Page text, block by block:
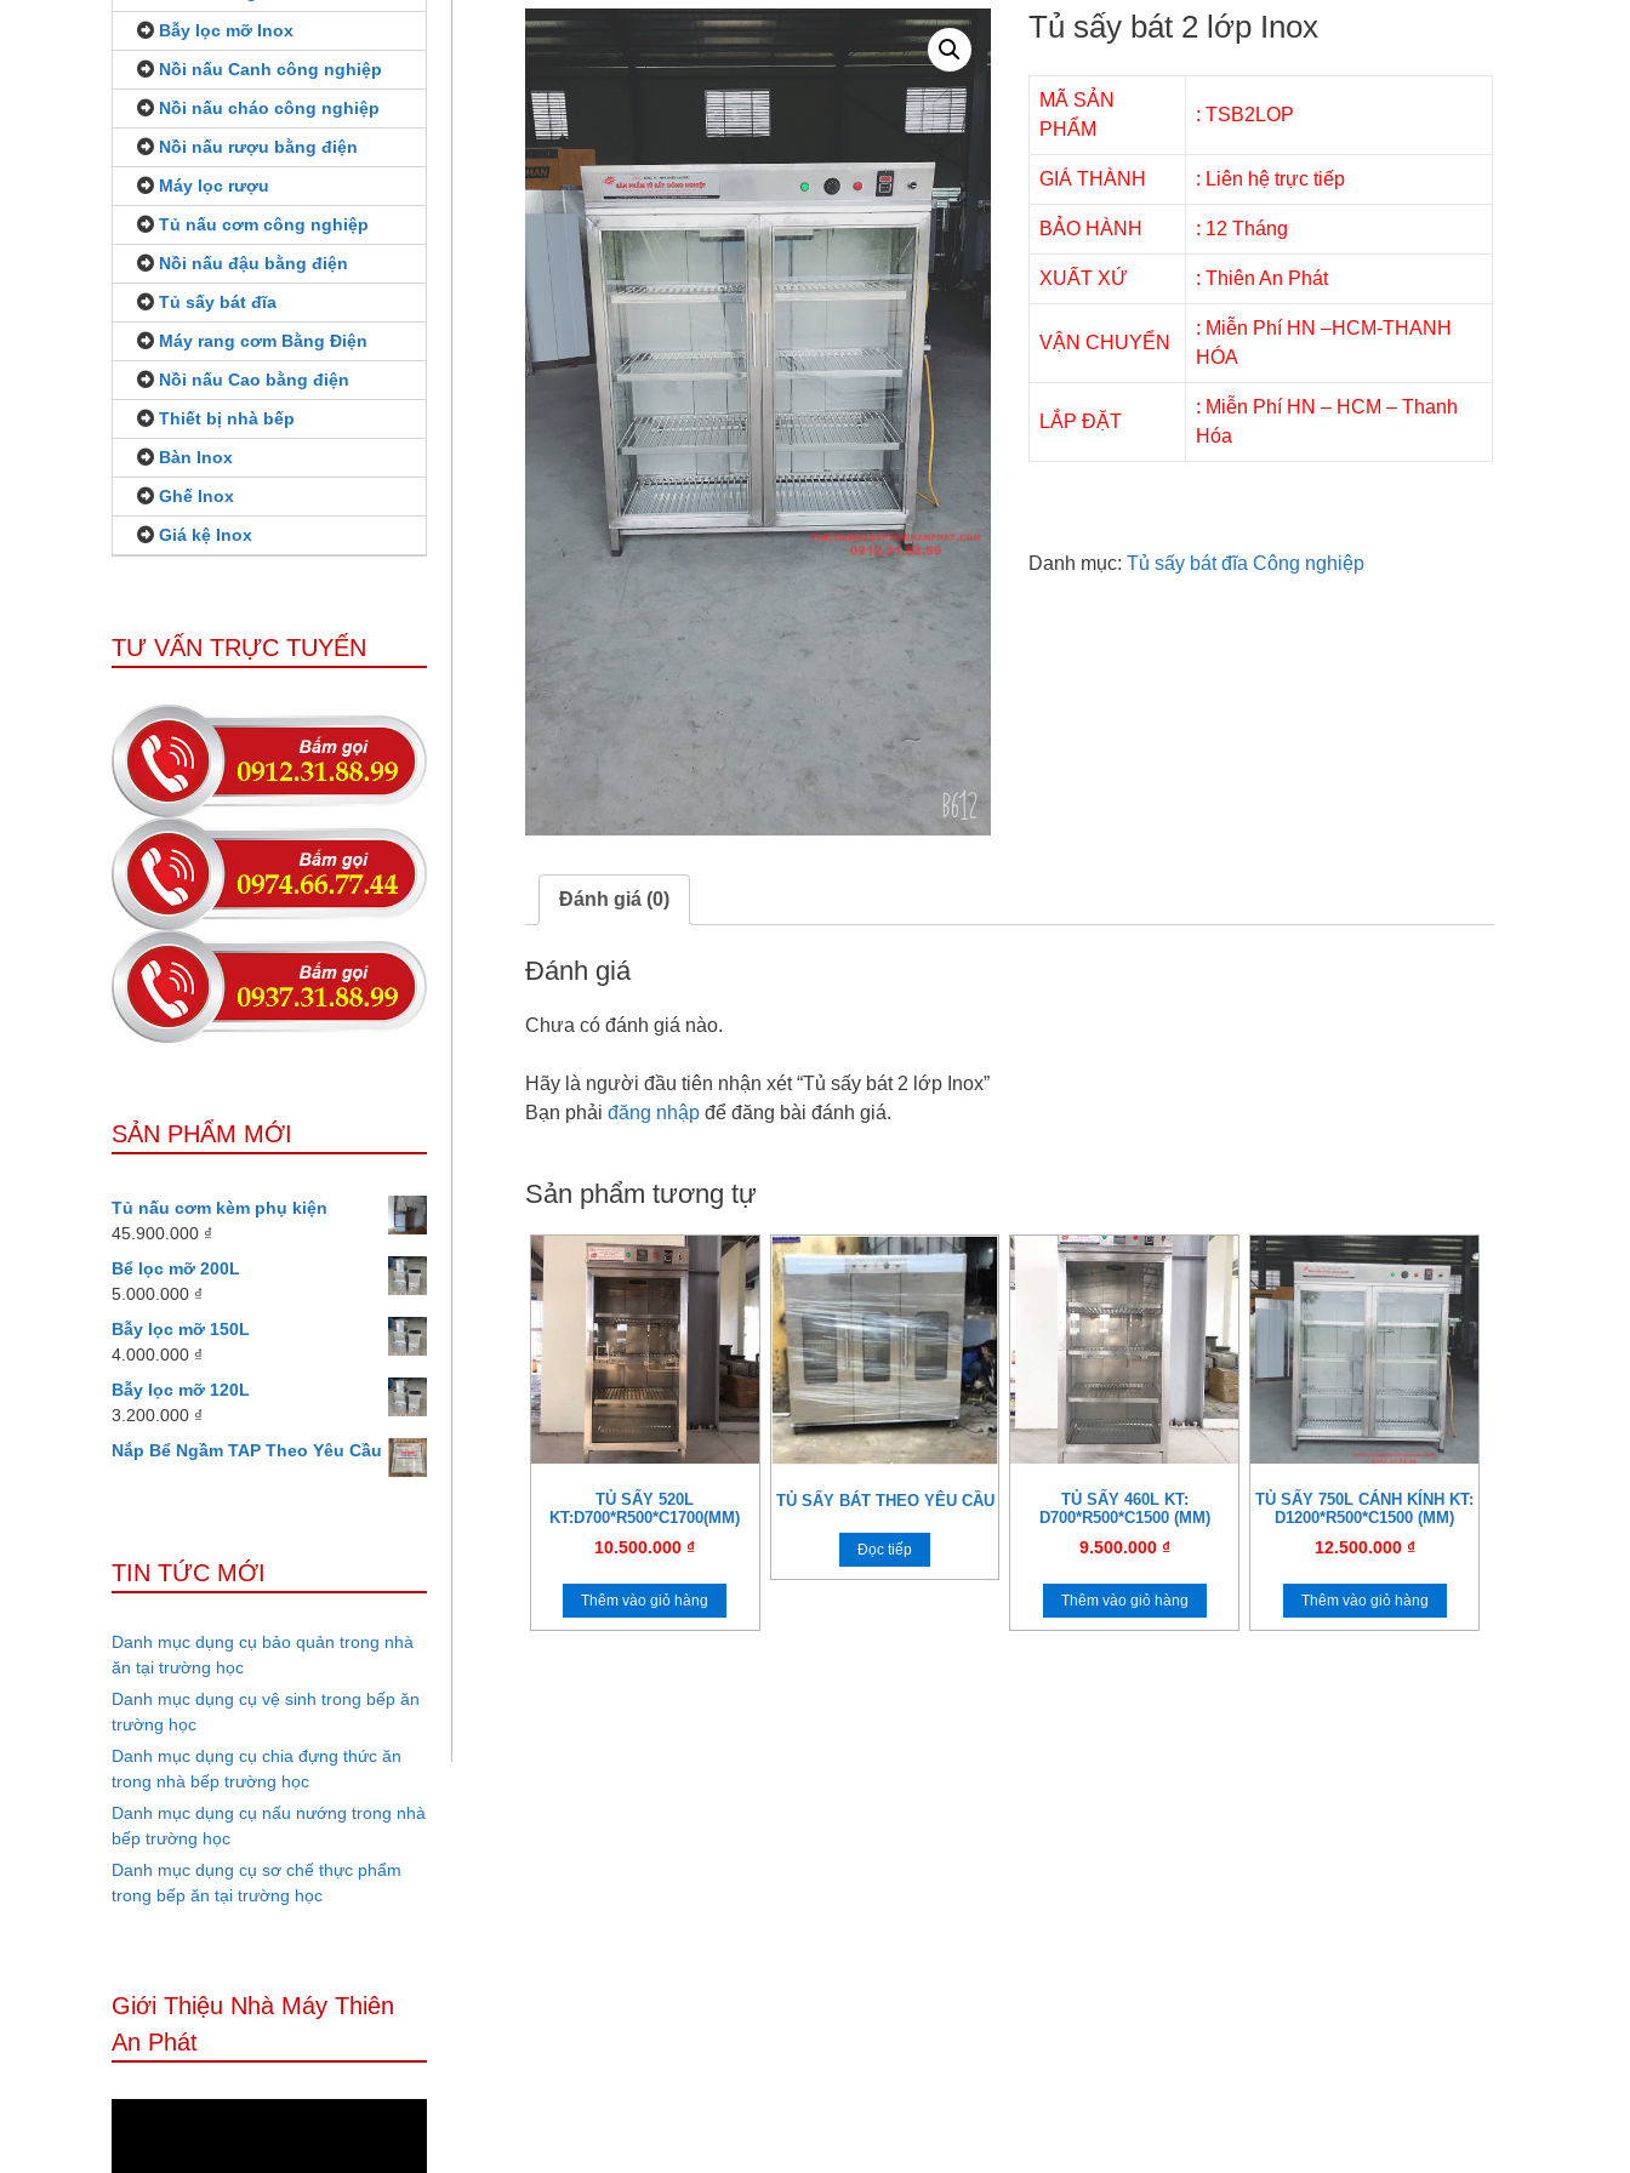
Tủ sấy bát 2 lớp Inox
MÃ SẢN
PHẨM
: TSB2LOP
GIÁ THÀNH : Liên hệ trực tiếp
BẢO HÀNH : 12 Tháng
XUẤT XỨ : Thiên An Phát
VẬN CHUYỂN
: Miễn Phí HN –HCM-THANH
HÓA
LẮP ĐẶT
: Miễn Phí HN – HCM – Thanh
Hóa
Danh mục:Tủ sấy bát đĩa Công nghiệp
Đánh giá (0)
Đánh giá
Chưa có đánh giá nào.
Hãy là người đầu tiên nhận xét “Tủ sấy bát 2 lớp Inox”
Bạn phải đăng nhập để đăng bài đánh giá.
Sản phẩm tương tự
TỦ SẤY 520L
KT:D700*R500*C1700(MM)
10.500.000₫
Thêm vào giỏ hàng
TỦ SẤY BÁT THEO YÊU CẦU
Đọc tiếp
TỦ SẤY 460L KT:
D700*R500*C1500 (MM)
9.500.000 ₫
Thêm vào giỏ hàng
TỦ SẤY 750L CÁNH KÍNH KT:
D1200*R500*C1500 (MM)
12.500.000 ₫
Thêm vào giỏ hàng
Bẫy lọc mỡ Inox
Nồi nấu Canh công nghiệp
Nồi nấu cháo công nghiệp
Nồi nấu rượu bằng điện
Máy lọc rượu
Tủ nấu cơm công nghiệp
Nồi nấu đậu bằng điện
Tủ sấy bát đĩa
Máy rang cơm Bằng Điện
Nồi nấu Cao bằng điện
Thiết bị nhà bếp
Bàn Inox
Ghế Inox
Giá kệ Inox
TƯ VẤN TRỰC TUYẾN
SẢN PHẨM MỚI
Tủ nấu cơm kèm phụ kiện
45.900.000 ₫
Bể lọc mỡ 200L
5.000.000 ₫
Bẫy lọc mỡ 150L
4.000.000 ₫
Bẫy lọc mỡ 120L
3.200.000 ₫
Nắp Bể Ngầm TAP Theo Yêu Cầu
TIN TỨC MỚI
Danh mục dụng cụ bảo quản trong nhà
ăn tại trường học
Danh mục dụng cụ vệ sinh trong bếp ăn
trường học
Danh mục dụng cụ chia đựng thức ăn
trong nhà bếp trường học
Danh mục dụng cụ nấu nướng trong nhà
bếp trường học
Danh mục dụng cụ sơ chế thực phẩm
trong bếp ăn tại trường học
Giới Thiệu Nhà Máy Thiên
An Phát